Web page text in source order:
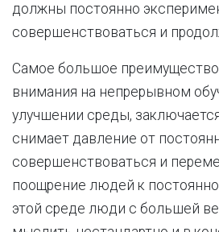
должны постоянно
совершенствоваться и
Самое большое
внимания на непрерывном
улучшении среды,
снимает давление от
совершенствоваться и
поощрение людей к
этой среде люди с большей